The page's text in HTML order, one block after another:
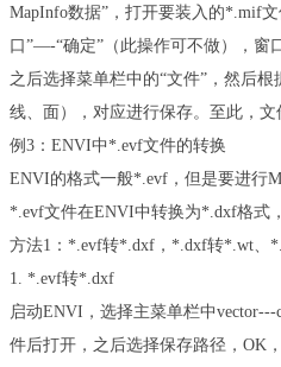
MapInfo数据” ，打开要装入的*.mif
口 ”—-“确定” （此操作可不做），窗
之后选择菜单栏中的“文件” ，然后根
线、面），对应进行保存。至此，文
例 3 ： ENVI中 *.evf文件的转换
ENVI的格式一般*.evf ，但是要进行
*.evf文件在ENVI中转换为*.dxf格式
方法1 ： *.evf转*.dxf ， *.dxf转*.wt
1. *.evf转*.dxf
启动ENVI ，选择主菜单栏中vector---
件后打开，之后选择保存路径， OK